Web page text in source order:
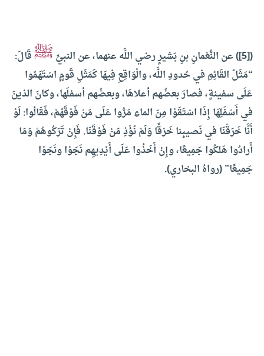
(
[5] ) عن النُّعْمانِ بنِ بَشيرٍ رضي اللَّه عنهما، عن النبيِّ ﷺقَالَ:
“مَثَلُ القَائِمِ في حُدودِ اللَّه، والْوَاقِعِ فِيهَا كَمَثَلِ قَومٍ اسْتَهَمُوا
عَلَى سفينةٍ، فصارَ بعضُهم أعلاهَا، وبعضُهم أسفلَها، وكانَ الذينَ
في أَسْفَلِهَا إِذَا اسْتَقَوْا مِنَ الماءِ مَرُّوا عَلَى مَنْ فَوْقَهُمْ، فَقَالُوا: لَوْ
أَنَّا خَرَقْنَا في نَصيبِنا خَرْقًا وَلَمْ نُؤْذِ مَنْ فَوْقَنَا. فَإِنْ تَرَكُوهُمْ وَمَا
أَرادُوا هَلكُوا جَمِيعًا، وإِنْ أَخَذُوا عَلَى أَيْدِيهِم نَجَوْا ونَجَوْا
جَمِيعًا” (رواهُ البخاري).